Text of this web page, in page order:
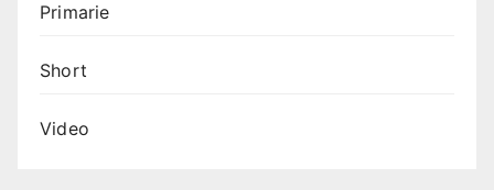
Primarie
Short
Video